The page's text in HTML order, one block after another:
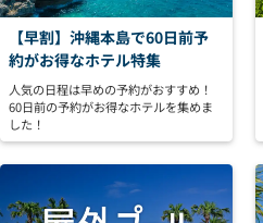
【早割】沖縄本島で60日前予
約がお得なホテル特集
人気の日程は早めの予約がおすすめ！
60日前の予約がお得なホテルを集めま
した！